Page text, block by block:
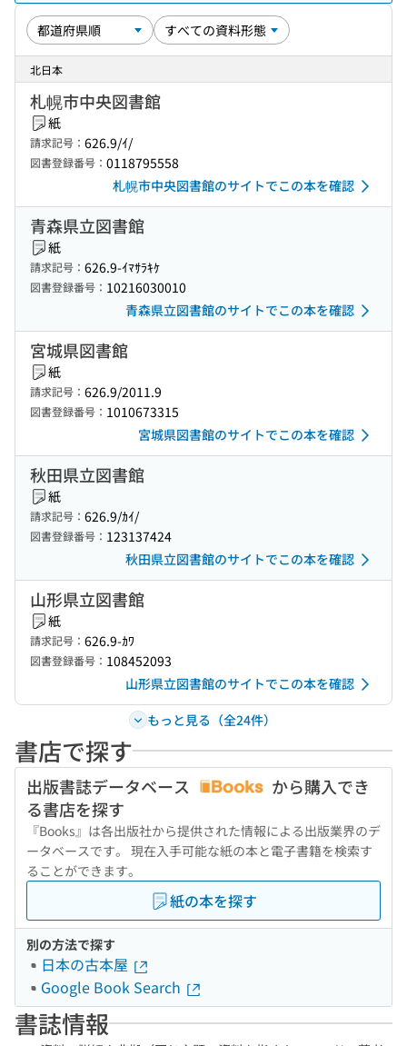
北日本
札幌市中央図書館
紙
請求記号： 626.9/ｲ/
図書登録番号： 0118795558
札幌市中央図書館のサイトでこの本を確認
青森県立図書館
紙
請求記号： 626.9-ｲﾏｻﾗｷｹ
図書登録番号： 10216030010
青森県立図書館のサイトでこの本を確認
宮城県図書館
紙
請求記号： 626.9/2011.9
図書登録番号： 1010673315
宮城県図書館のサイトでこの本を確認
秋田県立図書館
紙
請求記号： 626.9/ｶｲ/
図書登録番号： 123137424
秋田県立図書館のサイトでこの本を確認
山形県立図書館
紙
請求記号： 626.9-ｶﾜ
図書登録番号： 108452093
山形県立図書館のサイトでこの本を確認
もっと見る（全24件）
書店で探す
出版書誌データベース
から購入でき
る書店を探す
『Books』は各出版社から提供された情報による出版業界のデ
ータベースです。 現在入手可能な紙の本と電子書籍を検索す
ることができます。
紙の本を探す
別の方法で探す
日本の古本屋
Google Book Search
書誌情報